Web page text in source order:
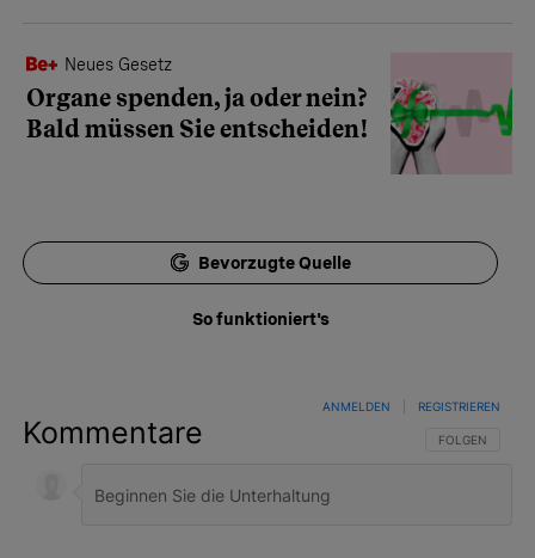
Neues Gesetz
Organe spenden, ja oder nein?
Bald müssen Sie entscheiden!
Bevorzugte Quelle
So funktioniert's
Kommentare FOLGE DIESER
FOLGEN
ANMELDEN REGISTRIEREN